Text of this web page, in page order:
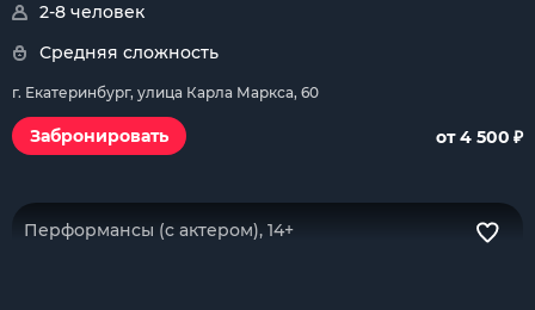
2-8 человек
Средняя сложность
г. Екатеринбург, улица Карла Маркса, 60
Забронировать от 4 500 ₽
Перформансы (с актером), 14+